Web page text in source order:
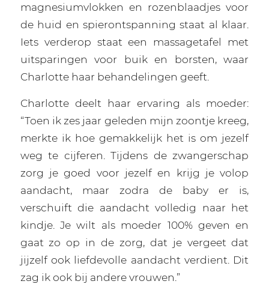
magnesiumvlokken en rozenblaadjes voor
de huid en spierontspanning staat al klaar.
Iets verderop staat een massagetafel met
uitsparingen voor buik en borsten, waar
Charlotte haar behandelingen geeft.
Charlotte deelt haar ervaring als moeder:
“Toen ik zes jaar geleden mijn zoontje kreeg,
merkte ik hoe gemakkelijk het is om jezelf
weg te cijferen. Tijdens de zwangerschap
zorg je goed voor jezelf en krijg je volop
aandacht, maar zodra de baby er is,
verschuift die aandacht volledig naar het
kindje. Je wilt als moeder 100% geven en
gaat zo op in de zorg, dat je vergeet dat
jijzelf ook liefdevolle aandacht verdient. Dit
zag ik ook bij andere vrouwen.”